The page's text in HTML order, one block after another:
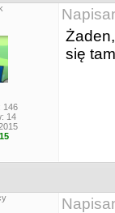
146
14
się